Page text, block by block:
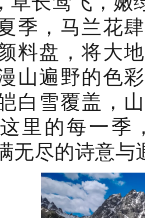
季，马兰花
料盘，将大
山遍野的色
白雪覆盖，
里的每一季
无尽的诗意与